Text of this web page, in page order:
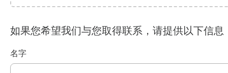
如果您希望我们与您取得联系，请提供以下信息
名字